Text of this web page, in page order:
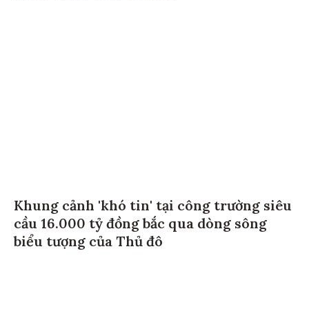
Khung cảnh 'khó tin' tại công trường siêu
cầu 16.000 tỷ đồng bắc qua dòng sông
biểu tượng của Thủ đô